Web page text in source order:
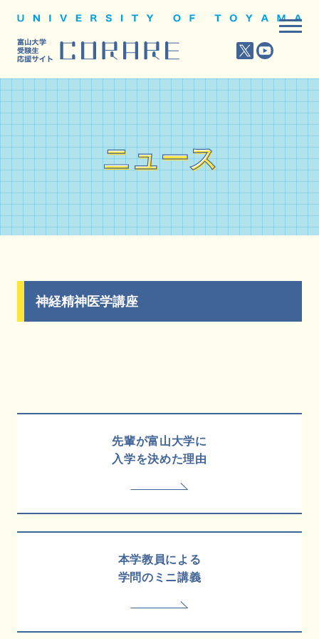
ニュース
ニュース
神経精神医学講座
先輩が富山大学に
入学を決めた理由
本学教員による
学問のミニ講義